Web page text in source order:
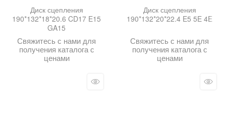
Диск сцепления
190*132*18*20.6 CD17 E15
GA15
Свяжитесь с нами для
получения каталога с
ценами
Диск сцепления
190*132*20*22.4 E5 5E 4E
Свяжитесь с нами для
получения каталога с
ценами